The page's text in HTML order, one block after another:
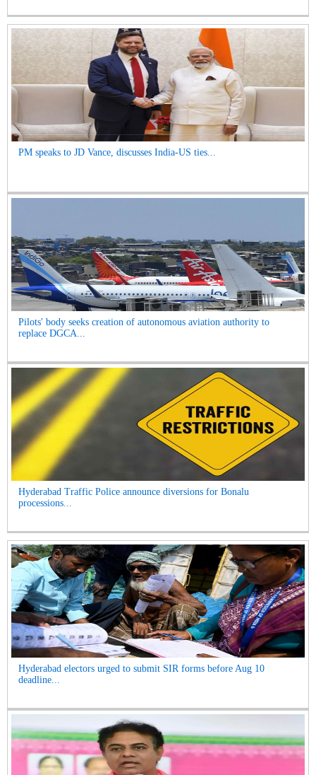
PM speaks to JD Vance, discusses India-US ties...
Pilots' body seeks creation of autonomous aviation authority to
replace DGCA...
Hyderabad Traffic Police announce diversions for Bonalu
processions...
Hyderabad electors urged to submit SIR forms before Aug 10
deadline...